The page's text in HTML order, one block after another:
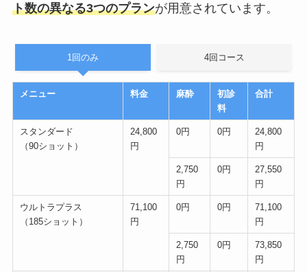
ト数の異なる3つのプランが用意されています。
1回のみ 4回コース
メニュー 料金 麻酔
初診
料
合計
スタンダード
（90ショット）
24,800
円
0円 0円
24,800
円
2,750
円
0円
27,550
円
ウルトラプラス
（185ショット）
71,100
円
0円 0円
71,100
円
2,750
円
0円
73,850
円